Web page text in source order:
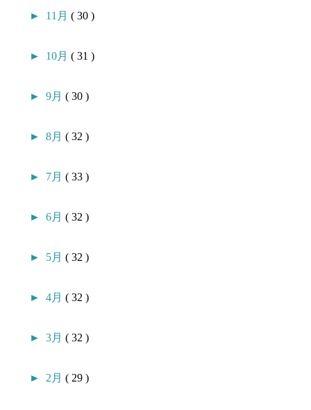
► 11月( 30 )
► 10月( 31 )
►9月( 30 )
►8月( 32 )
► 7月( 33 )
►6月( 32 )
► 5月( 32 )
►4月( 32 )
►3月( 32 )
► 2月( 29 )